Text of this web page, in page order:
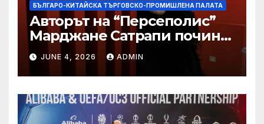
БЪЛГАРО-КИТАЙСКА ТЪРГОВСКО-ПРОМИШЛЕНА ПАЛАТА
Авторът на “Персеполис”
Марджане Сатрапи почина
“от тъга” на 56 години
JUNE 4, 2026 ADMIN